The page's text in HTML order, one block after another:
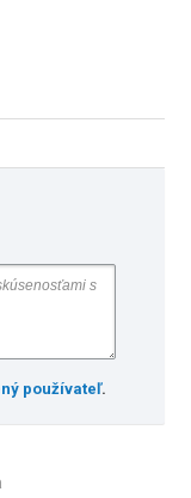
používateľ.